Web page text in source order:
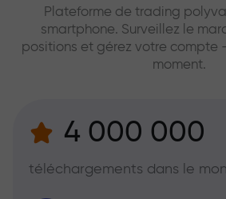
Plateforme de trading
smartphone. Surveillez le
positions et gérez votre compte
moment.
4 000 000
téléchargements dans le